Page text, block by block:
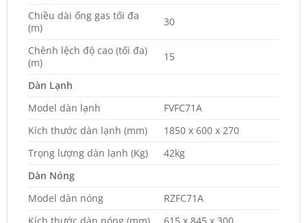
Chiều dài ống gas tối đa
(m)
30
Chênh lệch độ cao (tối đa)
(m)
15
Dàn Lạnh
Model dàn lạnh
FVFC71A
Kích thước dàn lạnh (mm)
1850 x 600 x 270
Trọng lượng dàn lạnh (Kg)
42kg
Dàn Nóng
Model dàn nóng
RZFC71A
Kích thước dàn nóng (mm)
615 x 845 x 300